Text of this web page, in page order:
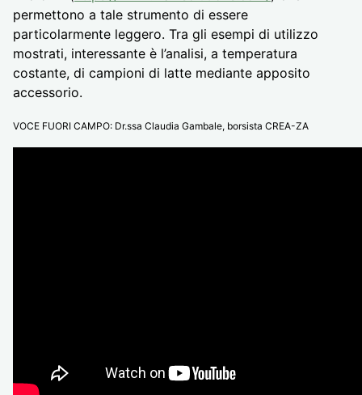
permettono a tale strumento di essere
particolarmente leggero. Tra gli esempi di utilizzo
mostrati, interessante è l’analisi, a temperatura
costante, di campioni di latte mediante apposito
accessorio.
VOCE FUORI CAMPO: Dr.ssa Claudia Gambale, borsista CREA-ZA